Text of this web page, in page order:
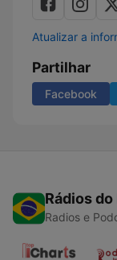
Atualizar a
Partilhar
Facebook
Rádios do
Radios e